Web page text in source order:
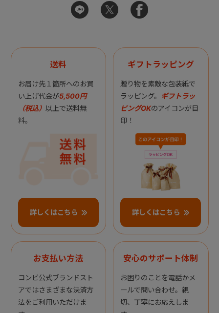
送料
お届け先１箇所へのお買
い上げ代金が5,500円
（税込） 以上で送料無
料。
詳しくはこちら
ギフトラッピング
贈り物を素敵な包装紙で
ラッピング。 ギフトラッ
ピングOKのアイコンが目
印！
詳しくはこちら
お支払い方法
コンビ公式ブランドスト
アではさまざまな決済方
法をご利用いただけま
安心のサポート体制
お困りのことを電話かメ
ールで問い合わせ。親
切、丁寧にお応えしま